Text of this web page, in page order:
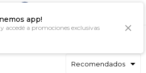
app!
accedé a promociones exclusivas
REXONA